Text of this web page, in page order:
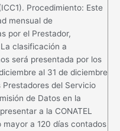
Procedimiento: Este
mensual de
por el Prestador,
clasificación a
será presentada por los
al 31 de diciembre
Prestadores del Servicio
de Datos en la
a la CONATEL
mayor a 120 días contados